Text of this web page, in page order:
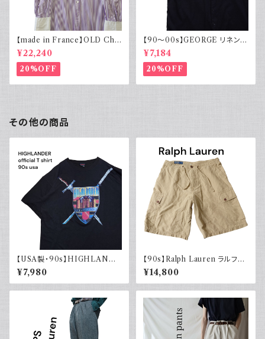
【made in France】OLD Cha
rvet ストライプ 切り替え 紫
¥22,240
20%OFF
【90～00s】GEORGE リネンレ
ーヨンシャツ 黒 ボックスシルエ
ット XL
¥7,184
20%OFF
その他の商品
【USA製・90s】HIGHLANDE
R 悪魔の戦士 オフィシャルTシ
ャツ
¥7,980
【90s】Ralph Lauren ラルフロ
ーレン カーゴショーツ シルクリ
ネンコットン イージーパンツ 古
着
¥14,800